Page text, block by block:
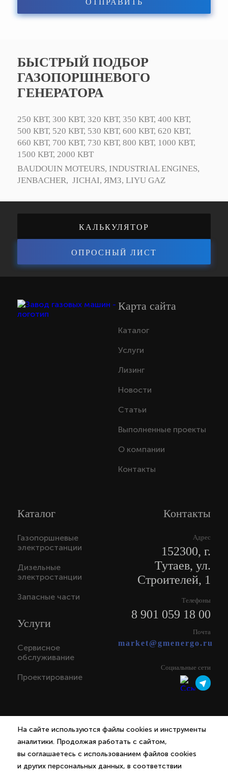
ОТПРАВИТЬ
БЫСТРЫЙ ПОДБОР
ГАЗОПОРШНЕВОГО
ГЕНЕРАТОРА
250 КВТ, 300 КВТ, 320 КВТ, 350 КВТ, 400 КВТ,
500 КВТ, 520 КВТ, 530 КВТ, 600 КВТ, 620 КВТ,
660 КВТ, 700 КВТ, 730 КВТ, 800 КВТ, 1000 КВТ,
1500 КВТ, 2000 КВТ
BAUDOUIN MOTEURS, INDUSTRIAL ENGINES,
JENBACHER, JICHAI, ЯМЗ, LIYU GAZ
КАЛЬКУЛЯТОР
ЭНЕРГОЭФФЕКТИВНОСТИ
ОПРОСНЫЙ ЛИСТ
Карта сайта
Каталог
Услуги
Лизинг
Новости
Статьи
Выполненные проекты
О компании
Контакты
Каталог
Газопоршневые
электростанции
Дизельные
электростанции
Запасные части
Услуги
Сервисное
обслуживание
Проектирование
Контакты
Адрес
152300, г.
Тутаев, ул.
Строителей, 1
Телефоны
8 901 059 18 00
Почта
market@gmenergo.ru
Социальные сети
На сайте используются файлы cookies и инструменты
аналитики. Продолжая работать с сайтом,
вы соглашаетесь с использованием файлов cookies
и других персональных данных, в соответствии